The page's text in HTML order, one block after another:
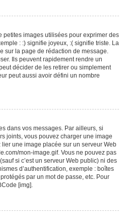
petites images utilisées pour exprimer des
: :) signifie joyeux, :( signifie triste. La
sur la page de rédaction de message.
Ils peuvent rapidement rendre un
décider de les retirer ou simplement
peut aussi avoir défini un nombre
dans vos messages. Par ailleurs, si
joints, vous pouvez charger une image
une image placée sur un serveur Web
mon-image.gif. Vous ne pouvez pas
si c’est un serveur Web public) ni des
d’authentification, exemple : boîtes
par un mot de passe, etc. Pour
[img].